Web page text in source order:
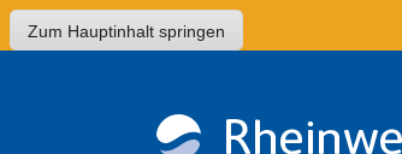
Zum Hauptinhalt springen